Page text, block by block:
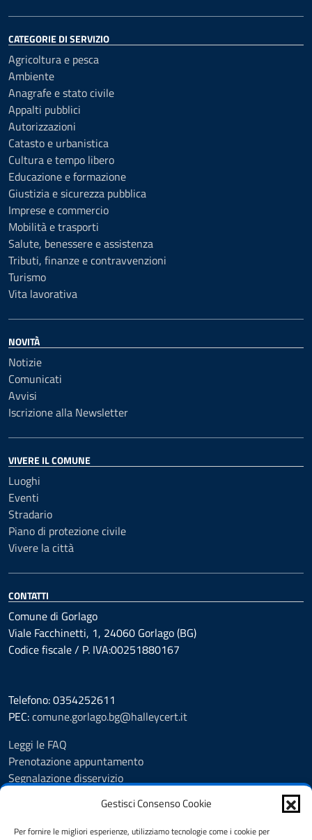
Gestisci Consenso Cookie
Per fornire le migliori esperienze, utilizziamo tecnologie come i cookie per
CATEGORIE DI SERVIZIO
Agricoltura e pesca
Ambiente
Anagrafe e stato civile
Appalti pubblici
Autorizzazioni
Catasto e urbanistica
Cultura e tempo libero
Educazione e formazione
Giustizia e sicurezza pubblica
Imprese e commercio
Mobilità e trasporti
Salute, benessere e assistenza
Tributi, finanze e contravvenzioni
Turismo
Vita lavorativa
NOVITÀ
Notizie
Comunicati
Avvisi
Iscrizione alla Newsletter
VIVERE IL COMUNE
Luoghi
Eventi
Stradario
Piano di protezione civile
Vivere la città
CONTATTI
Comune di Gorlago
Viale Facchinetti, 1, 24060 Gorlago (BG)
Codice fiscale / P. IVA:00251880167
Telefono: 0354252611
PEC:comune.gorlago.bg@halleycert.it
Leggi le FAQ
Prenotazione appuntamento
Segnalazione disservizio
Cookie Policy